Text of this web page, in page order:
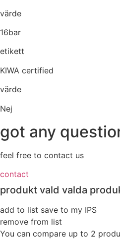
värde
16bar
etikett
KIWA certified
värde
Nej
got any
feel free to contact us
contact
produkt vald valda
add to list save to my IPS
remove from list
You can compare up to 2